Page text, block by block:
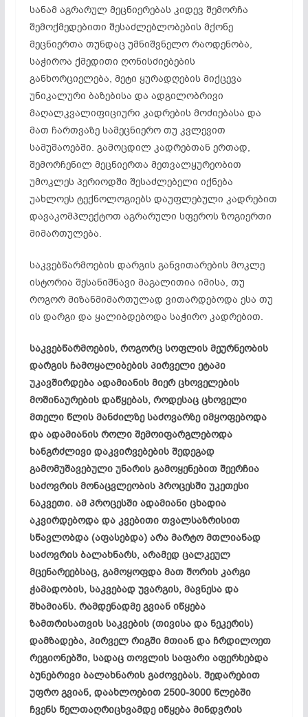
სანამ აგრარულ მეცნიერებას კიდევ შემორჩა
შემოქმედებითი შესაძლებლობების მქონე
მეცნიერთა თუნდაც უმნიშვნელო რაოდენობა,
საჭიროა ქმედითი ღონისძიებების
განხორციელება, მეტი ყურადღების მიქცევა
უნიკალური ბაზებისა და ადგილობრივი
მაღალკვალიფიციური კადრების მოძიებასა და
მათ ჩართვაზე სამეცნიერო თუ კვლევით
სამუშაოებში. გამოცდილ კადრებთან ერთად,
შემორჩენილ მეცნიერთა მეთვალყურეობით
უმოკლეს პერიოდში შესაძლებელი იქნება
უახლოეს ტექნოლოგიებს დაუფლებული კადრებით
დავაკომპლექტოთ აგრარული სფეროს ზოგიერთი
მიმართულება.
საკვებწარმოების დარგის განვითარების მოკლე
ისტორია შესანიშნავი მაგალითია იმისა, თუ
როგორ მიზანმიმართულად ვითარდებოდა ესა თუ
ის დარგი და ყალიბდებოდა საჭირო კადრებით.
საკვებწარმოების, როგორც სოფლის მეურნეობის
დარგის ჩამოყალიბების პირველი ეტაპი
უკავშირდება ადამიანის მიერ ცხოველების
მოშინაურების დაწყებას, როდესაც ცხოველი
მთელი წლის მანძილზე საძოვარზე იმყოფებოდა
და ადამიანის როლი შემოიფარგლებოდა
ხანგრძლივი დაკვირვებების შედეგად
გამომუშავებული უნარის გამოყენებით შეერჩია
საძოვრის მონაცვლეობის პროცესში უკეთესი
ნაკვეთი. ამ პროცესში ადამიანი ცხადია
აკვირდებოდა და კვებითი თვალსაზრისით
სწავლობდა (აფასებდა) არა მარტო მთლიანად
საძოვრის ბალახნარს, არამედ ცალკეულ
მცენარეებსაც, გამოყოფდა მათ შორის კარგი
ჭამადობის, საკვებად უვარგის, მავნესა და
შხამიანს. რამდენადმე გვიან იწყება
ზამთრისათვის საკვების (თივისა და ნეკერის)
დამზადება, პირველ რიგში მთიან და ჩრდილოეთ
რეგიონებში, სადაც თოვლის საფარი აფერხებდა
ბუნებრივი ბალახნარის გაძოვებას. შედარებით
უფრო გვიან, დაახლოებით 2500-3000 წლებში
ჩვენს წელთაღრიცხვამდე იწყება მინდვრის